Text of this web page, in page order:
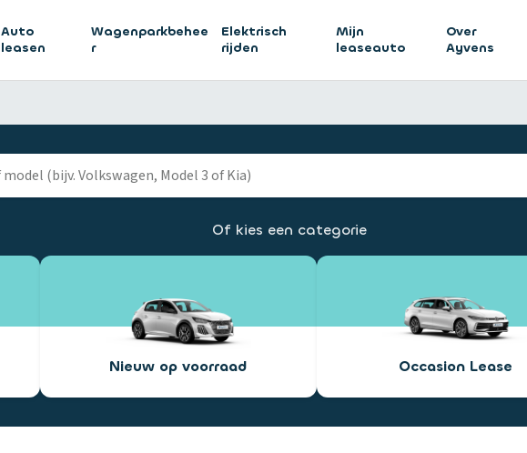
Auto
leasen
Wagenparkbehee
r
Elektrisch
rijden
Mijn
leaseauto
Over
Ayvens
Of kies een categorie
Nieuw op voorraad Occasion Lease